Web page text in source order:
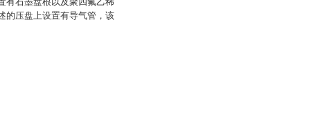
的压盘上设置有导气管，该